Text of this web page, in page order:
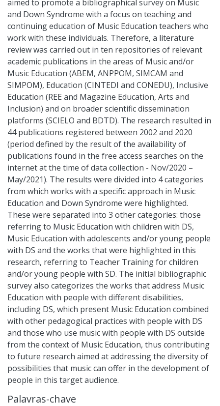
aimed to promote a bibliographical survey on Music
and Down Syndrome with a focus on teaching and
continuing education of Music Education teachers who
work with these individuals. Therefore, a literature
review was carried out in ten repositories of relevant
academic publications in the areas of Music and/or
Music Education (ABEM, ANPPOM, SIMCAM and
SIMPOM), Education (CINTEDI and CONEDU), Inclusive
Education (REE and Magazine Education, Arts and
Inclusion) and on broader scientific dissemination
platforms (SCIELO and BDTD). The research resulted in
44 publications registered between 2002 and 2020
(period defined by the result of the availability of
publications found in the free access searches on the
internet at the time of data collection - Nov/2020 –
May/2021). The results were divided into 4 categories
from which works with a specific approach in Music
Education and Down Syndrome were highlighted.
These were separated into 3 other categories: those
referring to Music Education with children with DS,
Music Education with adolescents and/or young people
with DS and the works that were highlighted in this
research, referring to Teacher Training for children
and/or young people with SD. The initial bibliographic
survey also categorizes the works that address Music
Education with people with different disabilities,
including DS, which present Music Education combined
with other pedagogical practices with people with DS
and those who use music with people with DS outside
from the context of Music Education, thus contributing
to future research aimed at addressing the diversity of
possibilities that music can offer in the development of
people in this target audience.
Palavras-chave